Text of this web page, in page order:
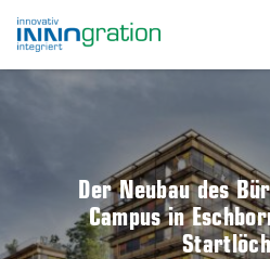
Der Neubau des
Campus in